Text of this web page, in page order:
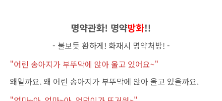
명약관화! 명약방화!!
- 불보듯 환하게! 화재시 명약처방! -
"어린 송아지가 부뚜막에 앉아 울고 있어요~"
왜일까요. 왜 어린 송아지가 부뚜막에 앉아 울고 있을까요.